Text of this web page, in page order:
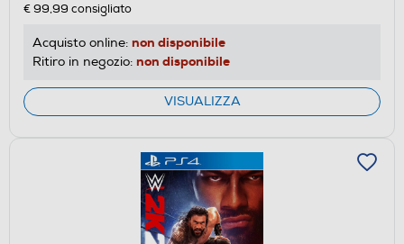
€ 99,99 consigliato
Acquisto online: non disponibile
Ritiro in negozio: non disponibile
VISUALIZZA